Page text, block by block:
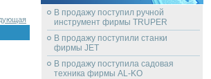
В продажу поступил ручной
инструмент фирмы TRUPER
В продажу поступили станки
фирмы JET
В продажу поступила садовая
техника фирмы AL-KO